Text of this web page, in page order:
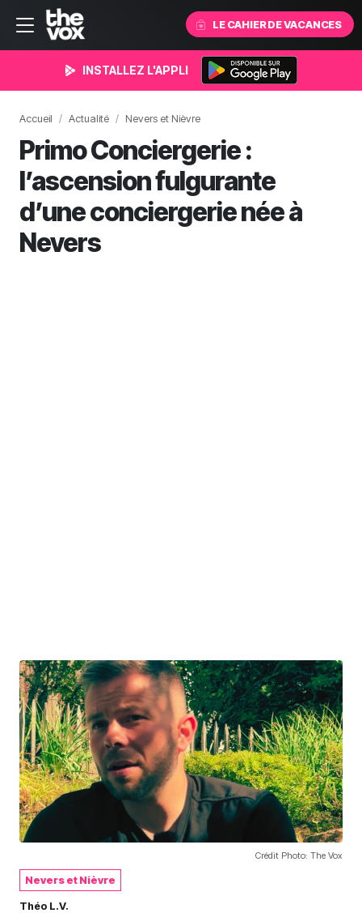
LE CAHIER DE VACANCES
INSTALLEZ L'APPLI
Accueil Actualité Nevers et Nièvre
Primo Conciergerie :
l’ascension fulgurante
d’une conciergerie née à
Nevers
Crédit Photo: The Vox
Nevers et Nièvre
Théo L.V.